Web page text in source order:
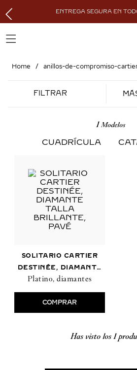
ENTREGA SEGURA EN
anillos-de-compromiso-
FILTRAR
1
CUADRÍCULA
SOLITARIO CARTIER
DESTINÉE, DIAMANTE
TALLA BRILLANTE,
PAVÉ
Platino, diamantes
COMPRAR
Has visto los 1